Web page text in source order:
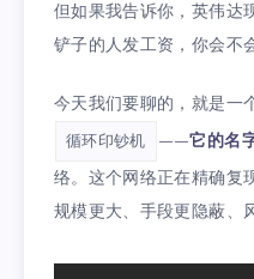
但如果我告诉你，英伟达
铲子的人发工资，你会不
今天我们要聊的，就是一
循环印钞机 ——它的名
络。这个网络正在精确复
规模更大、手段更隐蔽、